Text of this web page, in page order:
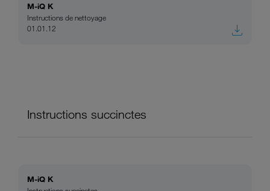
M-iQ K
Instructions de nettoyage
01.01.12
Instructions succinctes
M-iQ K